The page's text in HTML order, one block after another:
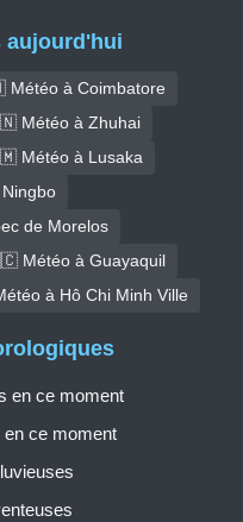
aujourd'hui
à Coimbatore
Météo à Zhuhai
Météo à Lusaka
de Morelos
Météo à Guayaquil
à Hô Chi Minh Ville
en ce moment
ce moment